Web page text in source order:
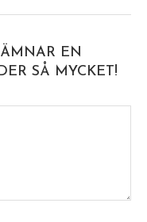
EN
SÅ MYCKET!